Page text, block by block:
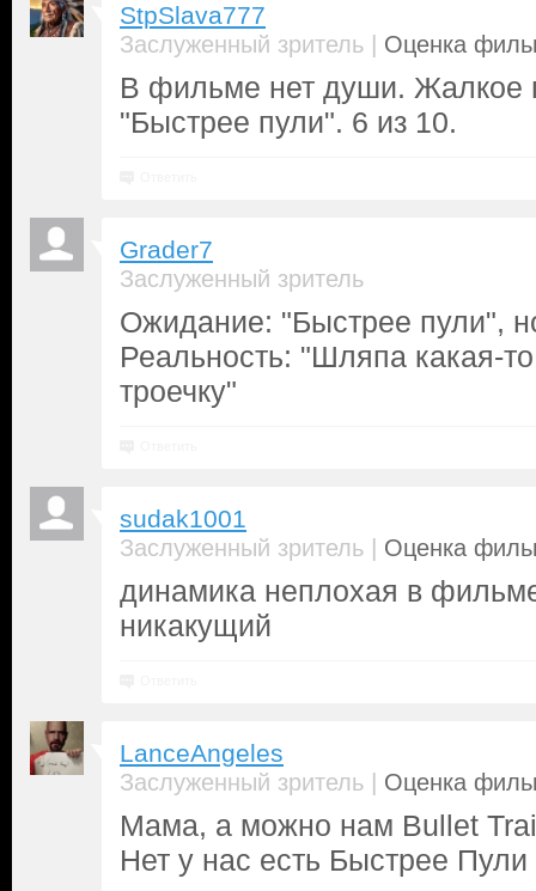
StpSlava777
Заслуженный зритель | Оценка
В фильме нет души. Жалкое
"Быстрее пули". 6 из 10.
Grader7
Заслуженный зритель
Ожидание: "Быстрее пули",
Реальность: "Шляпа какая-
троечку"
sudak1001
Заслуженный зритель | Оценка
динамика неплохая в
никакущий
LanceAngeles
Заслуженный зритель | Оценка
Мама, а можно нам Bullet
Нет у нас есть Быстрее